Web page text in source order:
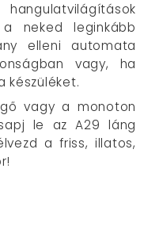
neked leginkább
elleni automata
vagy, ha
készüléket.
vagy a monoton
le az A29 láng
a friss, illatos,